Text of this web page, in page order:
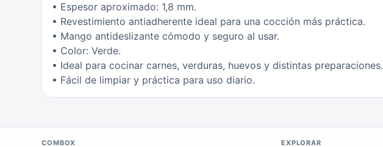
• Espesor aproximado: 1,8 mm.
• Revestimiento antiadherente ideal para una cocción más práctica.
• Mango antideslizante cómodo y seguro al usar.
• Color: Verde.
• Ideal para cocinar carnes, verduras, huevos y distintas preparaciones.
• Fácil de limpiar y práctica para uso diario.
COMBOX EXPLORAR